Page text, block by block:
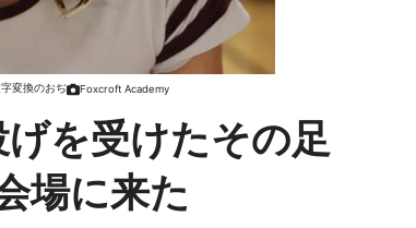
変換のおぢ Foxcroft Academy
を受けたその足
場に来た